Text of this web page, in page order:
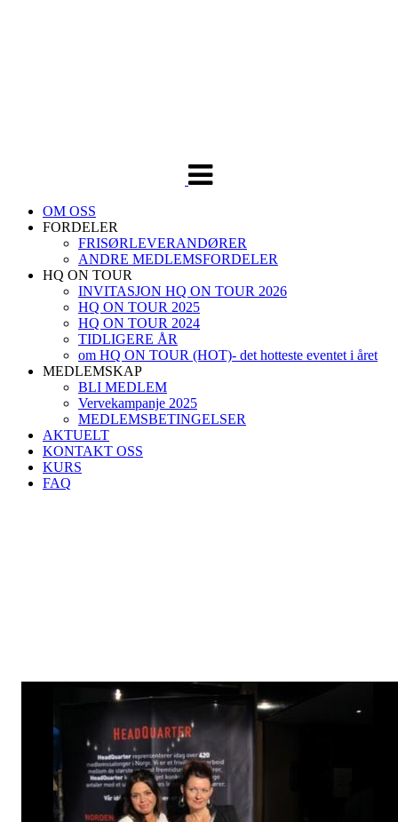
OM OSS
FORDELER
FRISØRLEVERANDØRER
ANDRE MEDLEMSFORDELER
HQ ON TOUR
INVITASJON HQ ON TOUR 2026
HQ ON TOUR 2025
HQ ON TOUR 2024
TIDLIGERE ÅR
om HQ ON TOUR (HOT)- det hotteste eventet i året
MEDLEMSKAP
BLI MEDLEM
Vervekampanje 2025
MEDLEMSBETINGELSER
AKTUELT
KONTAKT OSS
KURS
FAQ